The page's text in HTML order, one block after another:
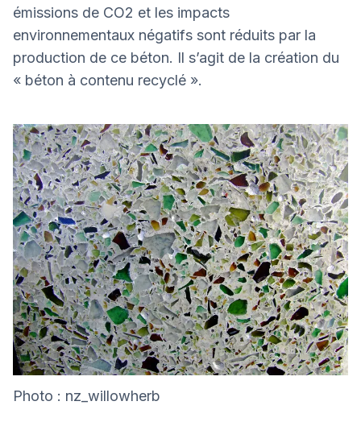
émissions de CO2 et les impacts
environnementaux négatifs sont réduits par la
production de ce béton. Il s’agit de la création du
« béton à contenu recyclé ».
Photo : nz_willowherb